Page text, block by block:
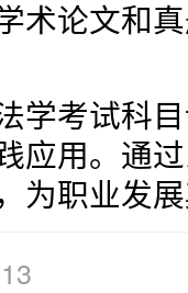
术论文和
学考试科
应用。通
为职业发